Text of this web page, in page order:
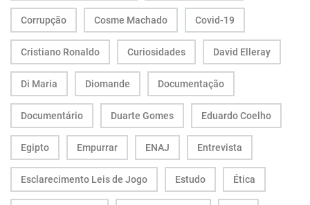
Corrupção Cosme Machado Covid-19
Cristiano Ronaldo Curiosidades David Elleray
Di Maria Diomande Documentação
Documentário Duarte Gomes Eduardo Coelho
Egipto Empurrar ENAJ Entrevista
Esclarecimento Leis de Jogo Estudo Ética